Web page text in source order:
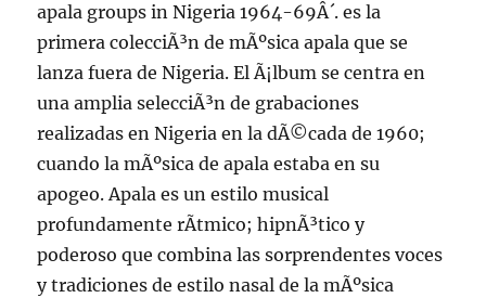
apala groups in Nigeria 1964-69Â´. es la
primera colecciÃ³n de mÃºsica apala que se
lanza fuera de Nigeria. El Ã¡lbum se centra en
una amplia selecciÃ³n de grabaciones
realizadas en Nigeria en la dÃ©cada de 1960;
cuando la mÃºsica de apala estaba en su
apogeo. Apala es un estilo musical
profundamente rÃ­tmico; hipnÃ³tico y
poderoso que combina las sorprendentes voces
y tradiciones de estilo nasal de la mÃºsica